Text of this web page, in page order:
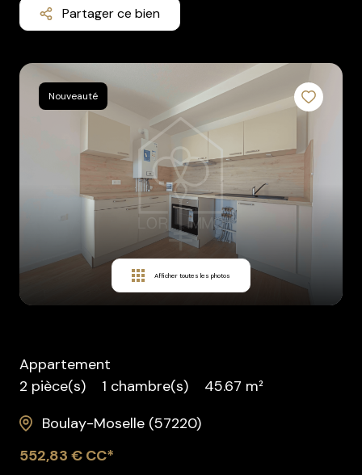
Notre
équipe
Estimation
Contact
Partager ce bien
Nouveauté
Afficher toutes les photos
Appartement
2 pièce(s)
1 chambre(s)
45.67 m²
Boulay-Moselle (57220)
552,83 € CC*